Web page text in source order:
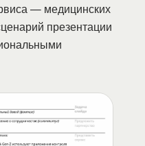
— медицинских
презентации